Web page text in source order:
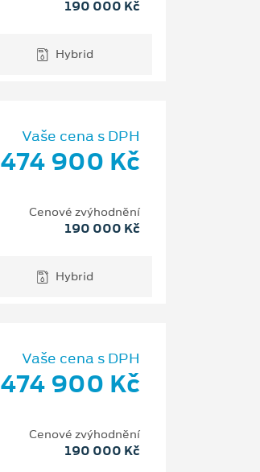
190 000 Kč
Hybrid
Vaše cena s DPH
474 900 Kč
Cenové zvýhodnění
190 000 Kč
Hybrid
Vaše cena s DPH
474 900 Kč
Cenové zvýhodnění
190 000 Kč